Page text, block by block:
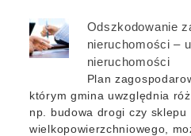
Odszkodowanie
nieruchomości –
nieruchomości
Plan
którym gmina uwzględnia
np. budowa drogi czy sklepu
wielkopowierzchniowego,